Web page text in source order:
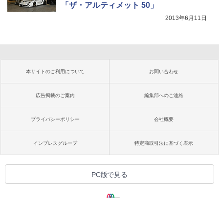
「ザ・アルティメット 50」
2013年6月11日
本サイトのご利用について お問い合わせ
広告掲載のご案内 編集部へのご連絡
プライバシーポリシー 会社概要
インプレスグループ 特定商取引法に基づく表示
PC版で見る